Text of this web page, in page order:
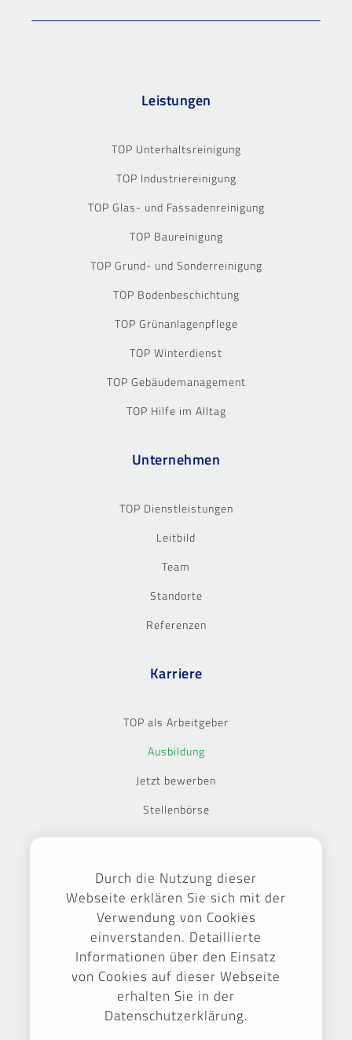
Leistungen
TOP Unterhaltsreinigung
TOP Industriereinigung
TOP Glas- und Fassadenreinigung
TOP Baureinigung
TOP Grund- und Sonderreinigung
TOP Bodenbeschichtung
TOP Grünanlagenpflege
TOP Winterdienst
TOP Gebäudemanagement
TOP Hilfe im Alltag
Unternehmen
TOP Dienstleistungen
Leitbild
Team
Standorte
Referenzen
Karriere
TOP als Arbeitgeber
Ausbildung
Jetzt bewerben
Stellenbörse
Durch die Nutzung dieser
Webseite erklären Sie sich mit der
Verwendung von Cookies
einverstanden. Detaillierte
Informationen über den Einsatz
von Cookies auf dieser Webseite
erhalten Sie in der
Datenschutzerklärung.